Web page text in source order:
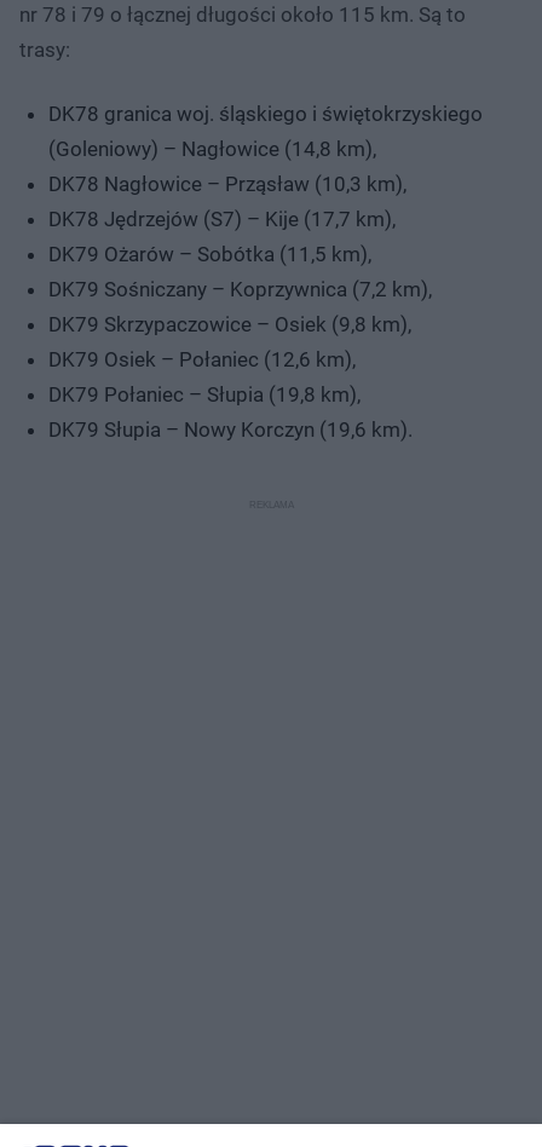
nr 78 i 79 o łącznej długości około 115 km. Są to
trasy:
DK78 granica woj. śląskiego i świętokrzyskiego
(Goleniowy) – Nagłowice (14,8 km),
DK78 Nagłowice – Prząsław (10,3 km),
DK78 Jędrzejów (S7) – Kije (17,7 km),
DK79 Ożarów – Sobótka (11,5 km),
DK79 Sośniczany – Koprzywnica (7,2 km),
DK79 Skrzypaczowice – Osiek (9,8 km),
DK79 Osiek – Połaniec (12,6 km),
DK79 Połaniec – Słupia (19,8 km),
DK79 Słupia – Nowy Korczyn (19,6 km).